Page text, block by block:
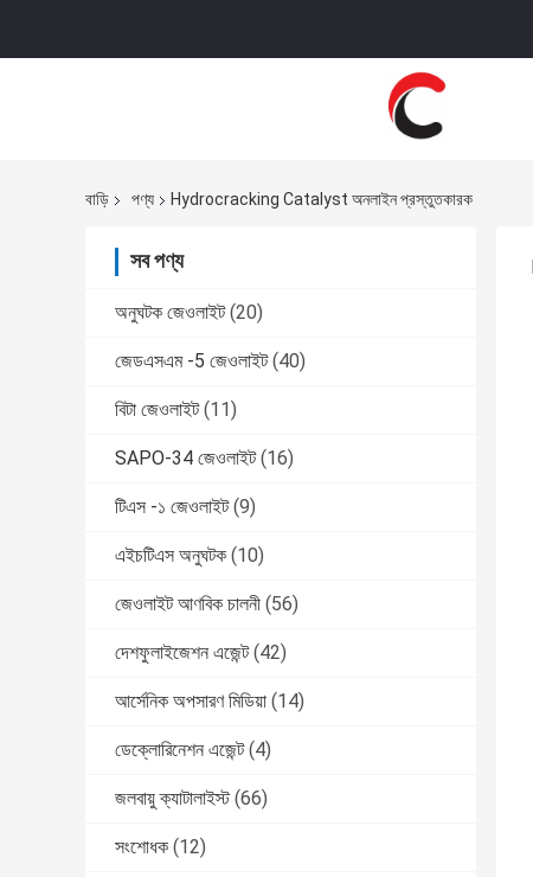
বাড়ি পণ্য Hydrocracking Catalyst অনলাইন প্রস্তুতকারক
সব পণ্য
অনুঘটক জেওলাইট (20)
জেডএসএম -5 জেওলাইট (40)
বিটা জেওলাইট (11)
SAPO-34 জেওলাইট (16)
টিএস -১ জেওলাইট (9)
এইচটিএস অনুঘটক (10)
জেওলাইট আণবিক চালনী (56)
দেশফুলাইজেশন এজেন্ট (42)
আর্সেনিক অপসারণ মিডিয়া (14)
ডেক্লোরিনেশন এজেন্ট (4)
জলবায়ু ক্যাটালাইস্ট (66)
সংশোধক (12)